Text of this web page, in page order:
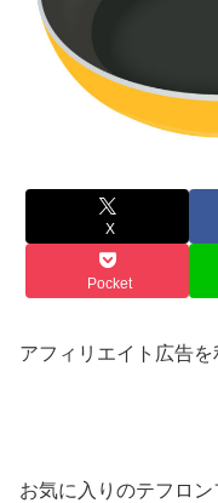
X
Pocket
アフィリエイト広告
お気に入りのテフロ